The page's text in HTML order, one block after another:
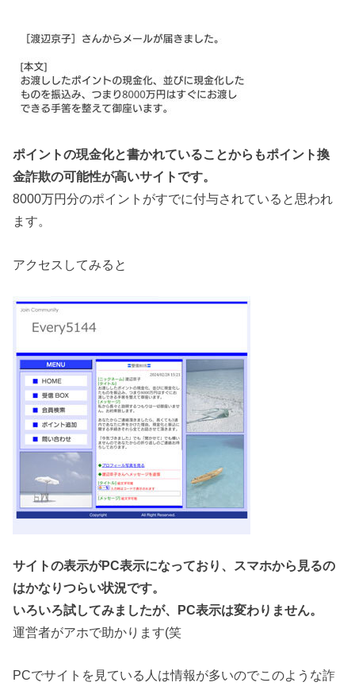
ポイントの現金化と書かれていることからもポイント換
金詐欺の可能性が高いサイトです。
8000万円分のポイントがすでに付与されていると思われ
ます。
アクセスしてみると
サイトの表示がPC表示になっており、スマホから見るの
はかなりつらい状況です。
いろいろ試してみましたが、PC表示は変わりません。
運営者がアホで助かります(笑
PCでサイトを見ている人は情報が多いのでこのような詐